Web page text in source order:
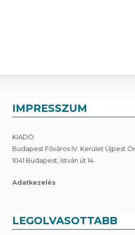
IMPRESSZUM
KIADÓ
Budapest Főváros IV. Kerület Újpest
1041 Budapest, István út 14.
Adatkezelés
LEGOLVASOTTABB